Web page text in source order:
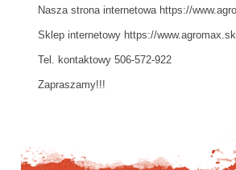
Nasza strona internetowa https://
Sklep internetowy https://
Tel. kontaktowy 506-572-922
Zapraszamy!!!